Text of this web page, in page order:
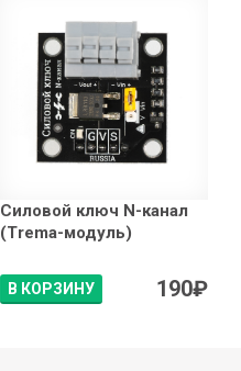
Силовой ключ N-канал
(Trema-модуль)
В КОРЗИНУ 190₽